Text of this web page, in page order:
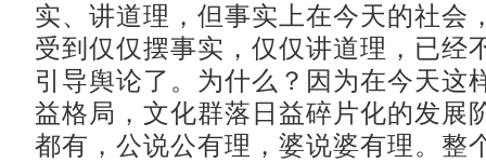
实、讲道理，但事实上在今天的社会
受到仅仅摆事实，仅仅讲道理，已经
引导舆论了。为什么？因为在今天这
益格局，文化群落日益碎片化的发展
都有，公说公有理，婆说婆有理。整